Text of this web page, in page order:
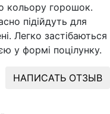
кольору горошок.
підійдуть для
Легко застібаються
у формі поцілунку.
НАПИСАТЬ ОТЗЫВ